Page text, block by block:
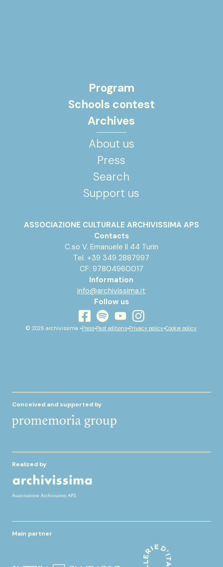
Program
Schools contest
Archives
About us
Press
Search
Support us
ASSOCIAZIONE CULTURALE ARCHIVISSIMA APS
Contacts
C.so V. Emanuele II 44 Turin
Tel. +39 349 2887997
CF: 97804960017
Information
info@archivissima.it
Follow us
facebook
spotifyyoutubeinstagram
© 2026 archivissima •Press•Past editions•Privacy policy•Cookie policy
Conceived and supported by
Realized by
Main partner